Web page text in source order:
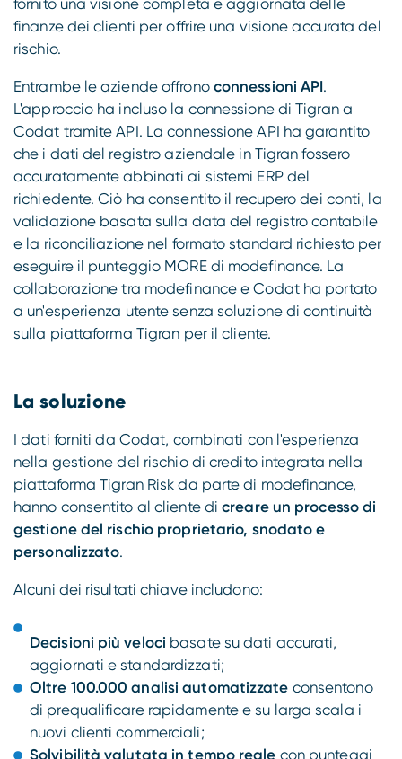
fornito una visione completa e aggiornata delle
finanze dei clienti per offrire una visione accurata del
rischio.
Entrambe le aziende offrono connessioni API.
L'approccio ha incluso la connessione di Tigran a
Codat tramite API. La connessione API ha garantito
che i dati del registro aziendale in Tigran fossero
accuratamente abbinati ai sistemi ERP del
richiedente. Ciò ha consentito il recupero dei conti, la
validazione basata sulla data del registro contabile
e la riconciliazione nel formato standard richiesto per
eseguire il punteggio MORE di modefinance. La
collaborazione tra modefinance e Codat ha portato
a un'esperienza utente senza soluzione di continuità
sulla piattaforma Tigran per il cliente.
La soluzione
I dati forniti da Codat, combinati con l'esperienza
nella gestione del rischio di credito integrata nella
piattaforma Tigran Risk da parte di modefinance,
hanno consentito al cliente dicreare un processo di
gestione del rischio proprietario, snodato e
personalizzato.
Alcuni dei risultati chiave includono:
Decisioni più veloci basate su dati accurati,
aggiornati e standardizzati;
Oltre 100.000 analisi automatizzate consentono
di prequalificare rapidamente e su larga scala i
nuovi clienti commerciali;
Solvibilità valutata in tempo reale con punteggi